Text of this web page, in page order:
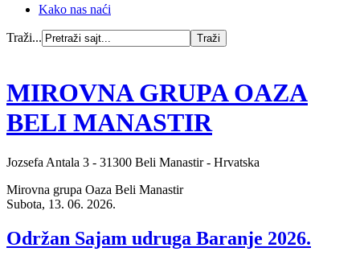
Kako nas naći
Traži...
MIROVNA GRUPA OAZA
BELI MANASTIR
Jozsefa Antala 3 - 31300 Beli Manastir - Hrvatska
Mirovna grupa Oaza Beli Manastir
Subota, 13. 06. 2026.
Održan Sajam udruga Baranje 2026.